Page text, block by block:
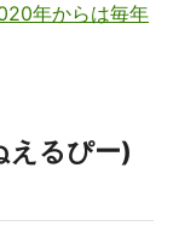
年からは毎年
えるぴー)